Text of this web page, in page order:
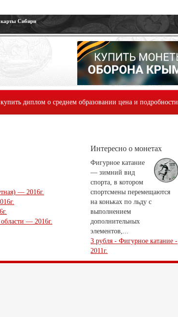
Сибири
диплом о среднем образовании цена и подробности
— 2016г.
— 2016г.
Интересно о монетах
Фигурное катание
— зимний вид
спорта, в котором
спортсмены перемещаются
на коньках по льду с
выполнением
дополнительных
элементов,...
3 рубля - Фигурное катание -
2011г.